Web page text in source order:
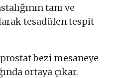
tanı ve
tesadüfen tespit
bezi mesaneye
ortaya çıkar.